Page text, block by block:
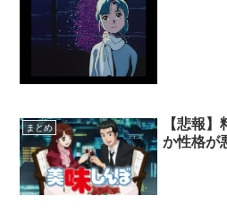
まとめ
【悲報
か性格が